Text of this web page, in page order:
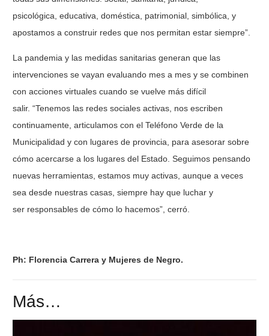
psicológica, educativa, doméstica, patrimonial, simbólica, y
apostamos a construir redes que nos permitan estar siempre”.
La pandemia y las medidas sanitarias generan que las
intervenciones se vayan evaluando mes a mes y se combinen
con acciones virtuales cuando se vuelve más difícil
salir. “Tenemos las redes sociales activas, nos escriben
continuamente, articulamos con el Teléfono Verde de la
Municipalidad y con lugares de provincia, para asesorar sobre
cómo acercarse a los lugares del Estado. Seguimos pensando
nuevas herramientas, estamos muy activas, aunque a veces
sea desde nuestras casas, siempre hay que luchar y
ser responsables de cómo lo hacemos”, cerró.
Ph: Florencia Carrera y Mujeres de Negro.
Más…